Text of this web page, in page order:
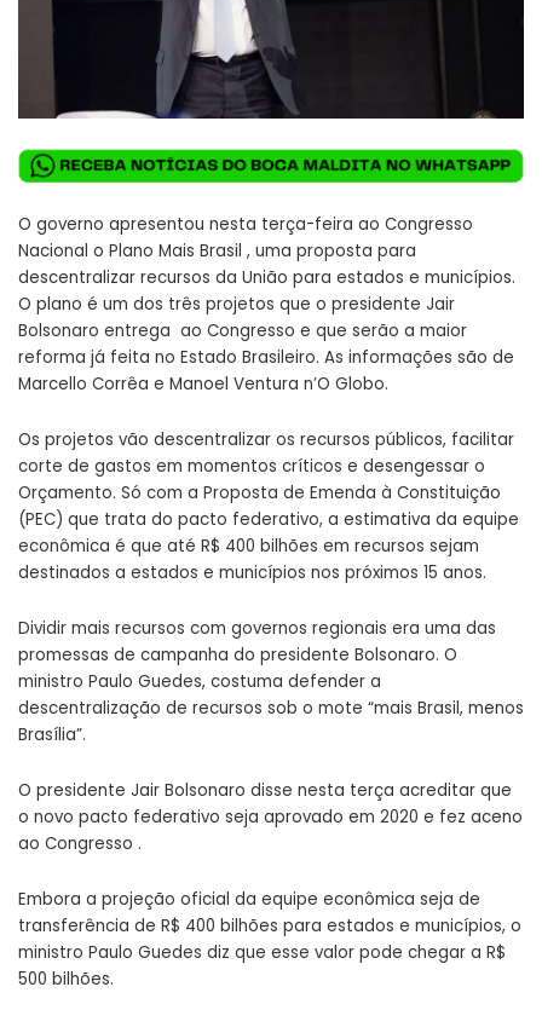
O governo apresentou nesta terça-feira ao Congresso
Nacional o Plano Mais Brasil , uma proposta para
descentralizar recursos da União para estados e municípios.
O plano é um dos três projetos que o presidente Jair
Bolsonaro entrega ao Congresso e que serão a maior
reforma já feita no Estado Brasileiro. As informações são de
Marcello Corrêa e Manoel Ventura n’O Globo.
Os projetos vão descentralizar os recursos públicos, facilitar
corte de gastos em momentos críticos e desengessar o
Orçamento. Só com a Proposta de Emenda à Constituição
(PEC) que trata do pacto federativo, a estimativa da equipe
econômica é que até R$ 400 bilhões em recursos sejam
destinados a estados e municípios nos próximos 15 anos.
Dividir mais recursos com governos regionais era uma das
promessas de campanha do presidente Bolsonaro. O
ministro Paulo Guedes, costuma defender a
descentralização de recursos sob o mote “mais Brasil, menos
Brasília”.
O presidente Jair Bolsonaro disse nesta terça acreditar que
o novo pacto federativo seja aprovado em 2020 e fez aceno
ao Congresso .
Embora a projeção oficial da equipe econômica seja de
transferência de R$ 400 bilhões para estados e municípios, o
ministro Paulo Guedes diz que esse valor pode chegar a R$
500 bilhões.